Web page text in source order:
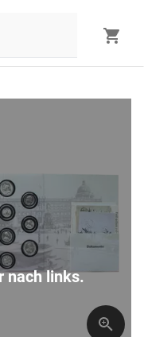
nach links.